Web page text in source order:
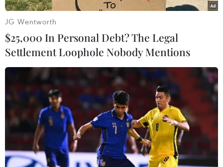
TIN LIÊN QUAN
JG Wentworth
$25,000 In Personal Debt? The Legal
Settlement Loophole Nobody Mentions